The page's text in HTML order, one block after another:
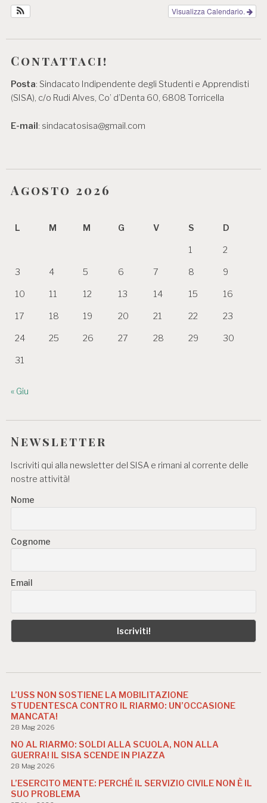
Visualizza Calendario.
Contattaci!
Posta: Sindacato Indipendente degli Studenti e Apprendisti
(SISA), c/o Rudi Alves, Co’ d’Denta 60, 6808 Torricella
E-mail: sindacatosisa@gmail.com
Agosto 2026
L M M G V S D
1 2
3 4 5 6 7 8 9
10 11 12 13 14 15 16
17 18 19 20 21 22 23
24 25 26 27 28 29 30
31
« Giu
Newsletter
Iscriviti qui alla newsletter del SISA e rimani al corrente delle
nostre attività!
Nome
Cognome
Email
L’USS NON SOSTIENE LA MOBILITAZIONE
STUDENTESCA CONTRO IL RIARMO: UN’OCCASIONE
MANCATA!
28 Mag 2026
NO AL RIARMO: SOLDI ALLA SCUOLA, NON ALLA
GUERRA! IL SISA SCENDE IN PIAZZA
28 Mag 2026
L’ESERCITO MENTE: PERCHÉ IL SERVIZIO CIVILE NON È IL
SUO PROBLEMA